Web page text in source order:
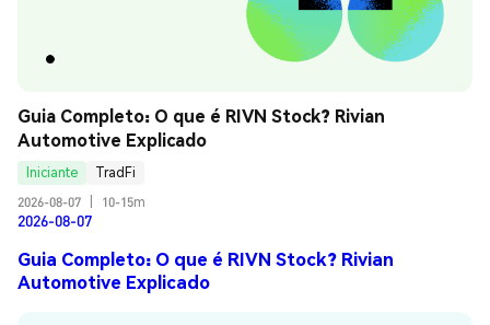
Guia Completo: O que é RIVN Stock? Rivian
Automotive Explicado
Iniciante
TradFi
2026-08-07
10-15m
2026-08-07
Guia Completo: O que é RIVN Stock? Rivian
Automotive Explicado